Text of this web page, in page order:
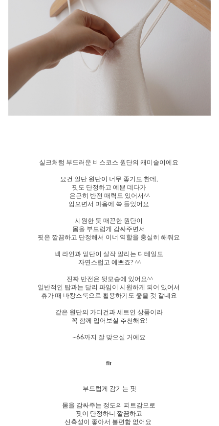
실크처럼 부드러운 비스코스 원단의 캐미솔이에요
요건 일단 원단이 너무 좋기도 한데,
핏도 단정하고 예쁜 데다가
은근히 반전 매력도 있어서^^
입으면서 마음에 쏙 들었어요
시원한 듯 매끈한 원단이
몸을 부드럽게 감싸주면서
핏은 깔끔하고 단정해서 이너 역할을 충실히 해줘요
넥 라인과 밑단이 살작 말리는 디테일도
자연스럽고 예쁘죠? ^^
진짜 반전은 뒷모습에 있어요^^
일반적인 탑과는 달리 파임이 시원하게 되어 있어서
휴가 때 바캉스룩으로 활용하기도 좋을 것 같네요
같은 원단의 가디건과 세트인 상품이라
꼭 함께 입어보실 추천해요!
~66까지 잘 맞으실 거예요
fit
부드럽게 감기는 핏
몸을 감싸주는 정도의 피트감으로
핏이 단정하니 깔끔하고
신축성이 좋아서 불편함 없어요